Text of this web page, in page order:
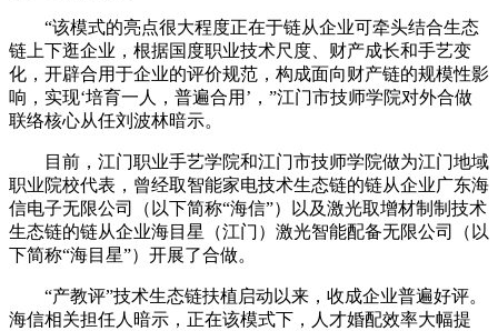
“该模式的亮点很大程度正在于链从企业可牵头结合生态
链上下逛企业，根据国度职业技术尺度、财产成长和手艺变
化，开辟合用于企业的评价规范，构成面向财产链的规模性影
响，实现‘培育一人，普遍合用’，”江门市技师学院对外合做
联络核心从任刘波林暗示。
目前，江门职业手艺学院和江门市技师学院做为江门地域
职业院校代表，曾经取智能家电技术生态链的链从企业广东海
信电子无限公司（以下简称“海信”）以及激光取增材制制技术
生态链的链从企业海目星（江门）激光智能配备无限公司（以
下简称“海目星”）开展了合做。
“产教评”技术生态链扶植启动以来，收成企业普遍好评。
海信相关担任人暗示，正在该模式下，人才婚配效率大幅提